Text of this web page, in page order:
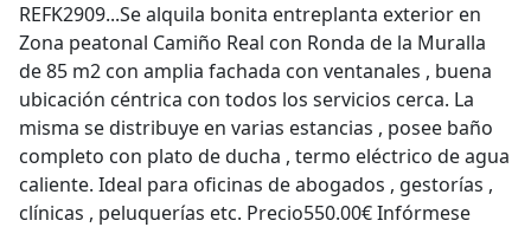
REFK2909...Se alquila bonita entreplanta exterior en
Zona peatonal Camiño Real con Ronda de la Muralla
de 85 m2 con amplia fachada con ventanales , buena
ubicación céntrica con todos los servicios cerca. La
misma se distribuye en varias estancias , posee baño
completo con plato de ducha , termo eléctrico de agua
caliente. Ideal para oficinas de abogados , gestorías ,
clínicas , peluquerías etc. Precio550.00€ Infórmese